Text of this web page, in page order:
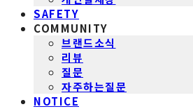
SAFETY
COMMUNITY
브랜드소식
리뷰
질문
자주하는질문
NOTICE